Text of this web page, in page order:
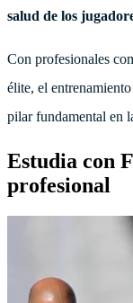
salud de los
Con profesionales
élite, el
pilar fundamental en
Estudia con
profesional